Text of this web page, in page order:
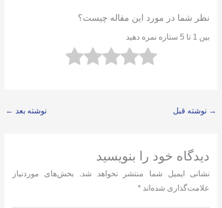
نظر شما در مورد این مقاله چیست؟
بین 1 تا 5 ستاره نمره دهید
→ نوشته قبل نوشته بعد ←
دیدگاه‌ خود را بنویسید
نشانی ایمیل شما منتشر نخواهد شد.
بخش‌های موردنیاز
علامت‌گذاری شده‌اند *